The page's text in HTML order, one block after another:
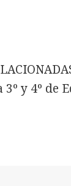
3º y 4º de